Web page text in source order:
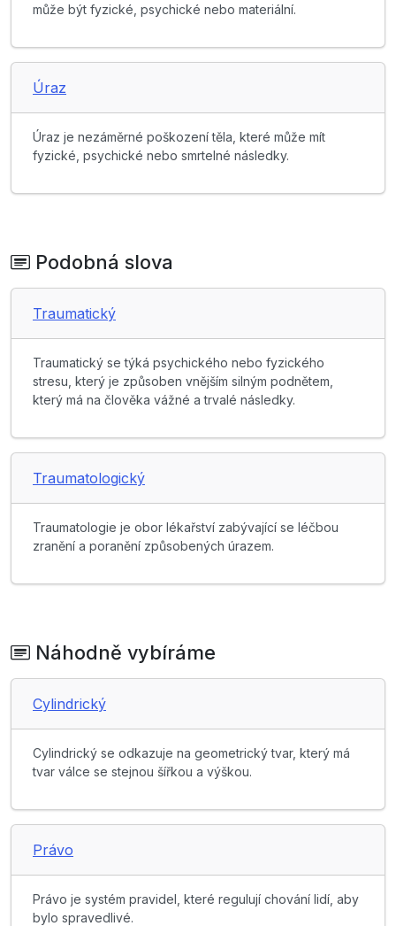
může být fyzické, psychické nebo materiální.
Úraz
Úraz je nezáměrné poškození těla, které může mít
fyzické, psychické nebo smrtelné následky.
Podobná slova
Traumatický
Traumatický se týká psychického nebo fyzického
stresu, který je způsoben vnějším silným podnětem,
který má na člověka vážné a trvalé následky.
Traumatologický
Traumatologie je obor lékařství zabývající se léčbou
zranění a poranění způsobených úrazem.
Náhodně vybíráme
Cylindrický
Cylindrický se odkazuje na geometrický tvar, který má
tvar válce se stejnou šířkou a výškou.
Právo
Právo je systém pravidel, které regulují chování lidí, aby
bylo spravedlivé.